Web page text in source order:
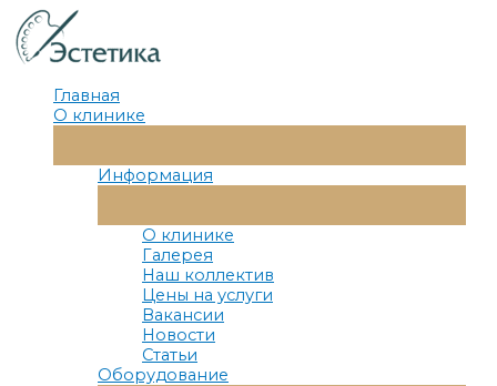
Перейти
к
содержимому
Главная
О клинике
Меню
Информация
Меню
О клинике
Галерея
Наш коллектив
Цены на услуги
Вакансии
Новости
Статьи
Оборудование